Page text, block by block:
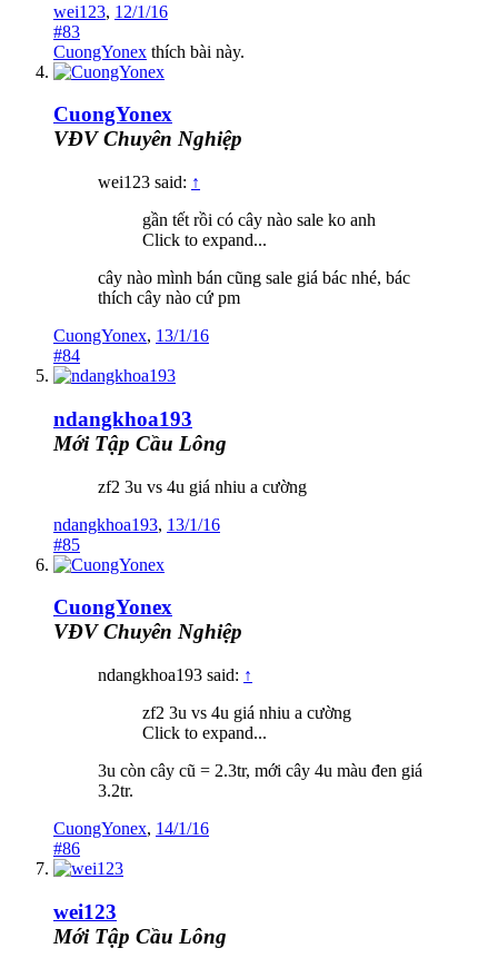
wei123, 12/1/16
#83
CuongYonex thích bài này.
CuongYonex
VĐV Chuyên Nghiệp
wei123 said: ↑
gần tết rồi có cây nào sale ko anh
Click to expand...
cây nào mình bán cũng sale giá bác nhé, bác
thích cây nào cứ pm
CuongYonex, 13/1/16
#84
ndangkhoa193
Mới Tập Cầu Lông
zf2 3u vs 4u giá nhiu a cường
ndangkhoa193, 13/1/16
#85
CuongYonex
VĐV Chuyên Nghiệp
ndangkhoa193 said: ↑
zf2 3u vs 4u giá nhiu a cường
Click to expand...
3u còn cây cũ = 2.3tr, mới cây 4u màu đen giá
3.2tr.
CuongYonex, 14/1/16
#86
wei123
Mới Tập Cầu Lông